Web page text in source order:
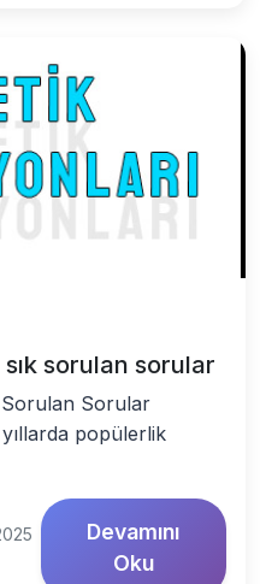
sorulan sorular
Sorulan Sorular
popülerlik
Devamını
Oku